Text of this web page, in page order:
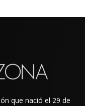
que nació el 29 de